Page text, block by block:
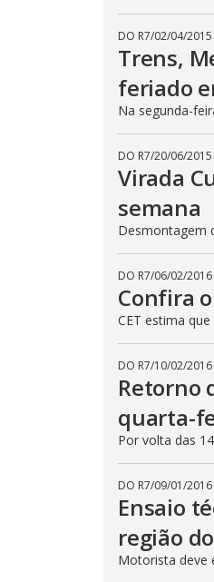
DO R7/02/04/2015
Trens,
feriado
Na segunda-
DO R7/20/06/2015
Virada
semana
Desmontagem
DO R7/06/02/2016
Confira
CET estima
DO R7/10/02/2016
Retorno
quarta-
Por volta das
DO R7/09/01/2016
Ensaio
região
Motorista deve